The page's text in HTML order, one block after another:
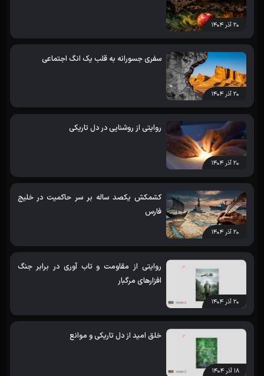
۲۰ آذر ۱۴۰۴
۲۰ آذر ۱۴۰۴
سفری جسورانه به قلب یک انگ اجتماعی
۲۰ آذر ۱۴۰۴
روایتی از روشنایی در دل تاریکی
۲۰ آذر ۱۴۰۴
کشمکش یکصد ساله بر سر حاکمیت در خلیج
فارس
۲۰ آذر ۱۴۰۴
روایتی از مقاومت و تاب آوری در برابر جنگ
افزارهای مرگبار
۱۸ آذر ۱۴۰۴
خلق امید از دل تاریکی و موانع